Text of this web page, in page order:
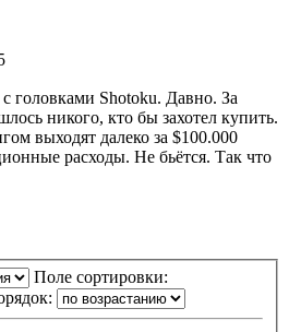
головками Shotoku. Давно. За
никого, кто бы захотел купить.
выходят далеко за $100.000
расходы. Не бьётся. Так что
Поле сортировки: